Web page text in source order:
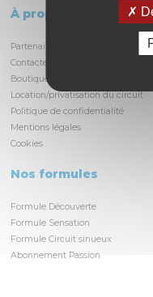
À propos
Partenaires et locataires
Contactez-nous
Boutique
Location/privatisation du circuit
Politique de confidentialité
Mentions légales
Cookies
Nos formules
Formule Découverte
Formule Sensation
Formule Circuit sinueux
Abonnement Passion